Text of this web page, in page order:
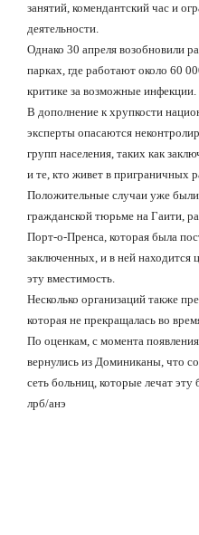
занятий, комендантский час и
деятельности.
Однако 30 апреля возобновили
парках, где работают около 60
критике за возможные инфекции.
В дополнение к хрупкости
эксперты опасаются
групп населения, таких как
и те, кто живет в приграничных
Положительные случаи уже
гражданской тюрьме на Гаити,
Порт-о-Пренса, которая была
заключенных, и в ней
эту вместимость.
Несколько организаций также
которая не прекращалась во
По оценкам, с момента
вернулись из Доминиканы, что
сеть больниц, которые лечат эту
лрб/анэ